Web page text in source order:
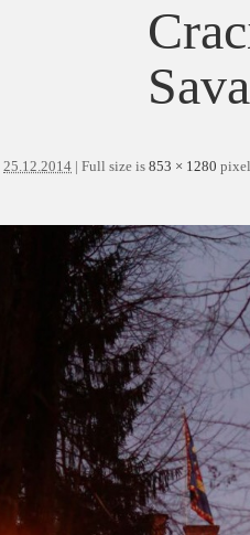
25.12.2014 | Full size is 853 × 1280